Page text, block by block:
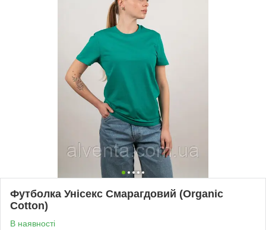
Футболка Унісекс Смарагдовий (Organic
Cotton)
В наявності